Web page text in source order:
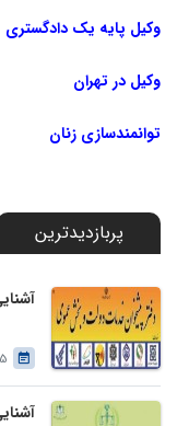
وکیل پایه یک دادگستری
وکیل در تهران
توانمندسازی زنان
پربازدیدترین
25